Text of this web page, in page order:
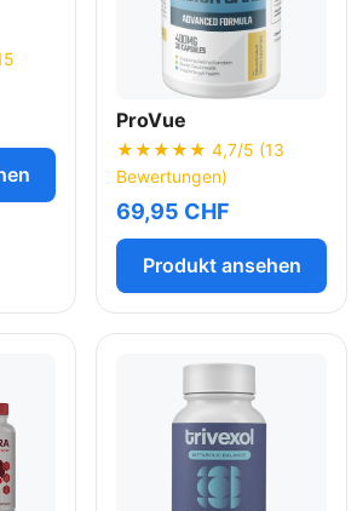
ProVue
★★★★★ 4,7/5 (13
Bewertungen)
69,95 CHF
Produkt ansehen